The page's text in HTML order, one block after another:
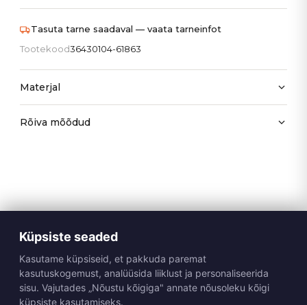
Tasuta tarne saadaval — vaata tarneinfot
Tootekood36430104-61863
Materjal
Rõiva mõõdud
Küpsiste seaded
Kasutame küpsiseid, et pakkuda paremat
kasutuskogemust, analüüsida liiklust ja personaliseerida
sisu. Vajutades „Nõustu kõigiga" annate nõusoleku kõigi
küpsiste kasutamiseks.